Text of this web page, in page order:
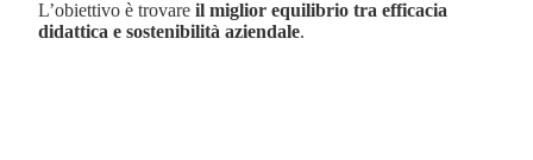
L’obiettivo è trovare il miglior equilibrio tra efficacia
didattica e sostenibilità aziendale.